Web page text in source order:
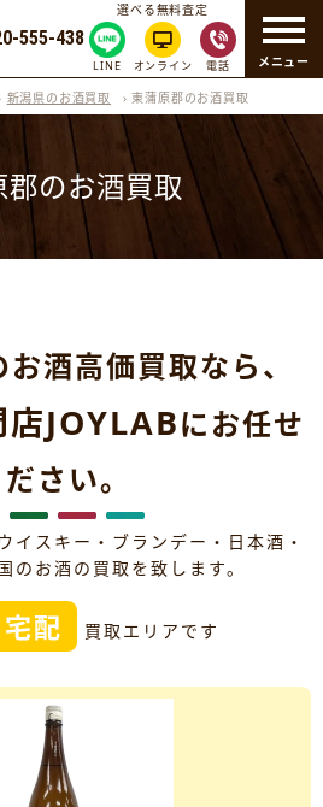
メニュー
555-438
選べる無料査定
LINE オンライン 電話
新潟県のお酒買取 ›東蒲原郡のお酒買取
郡のお酒買取
お酒高価買取なら、
JOYLABにお任せ
さい。
イスキー・ブランデー・日本酒・
のお酒の買取を致します。
宅配 買取エリアです